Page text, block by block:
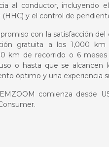
al conductor, incluyendo
y el control de
con la satisfacción
gratuita a los 1,000
km de recorrido o 6
o hasta que se alcancen
óptimo y una experiencia
comienza desde